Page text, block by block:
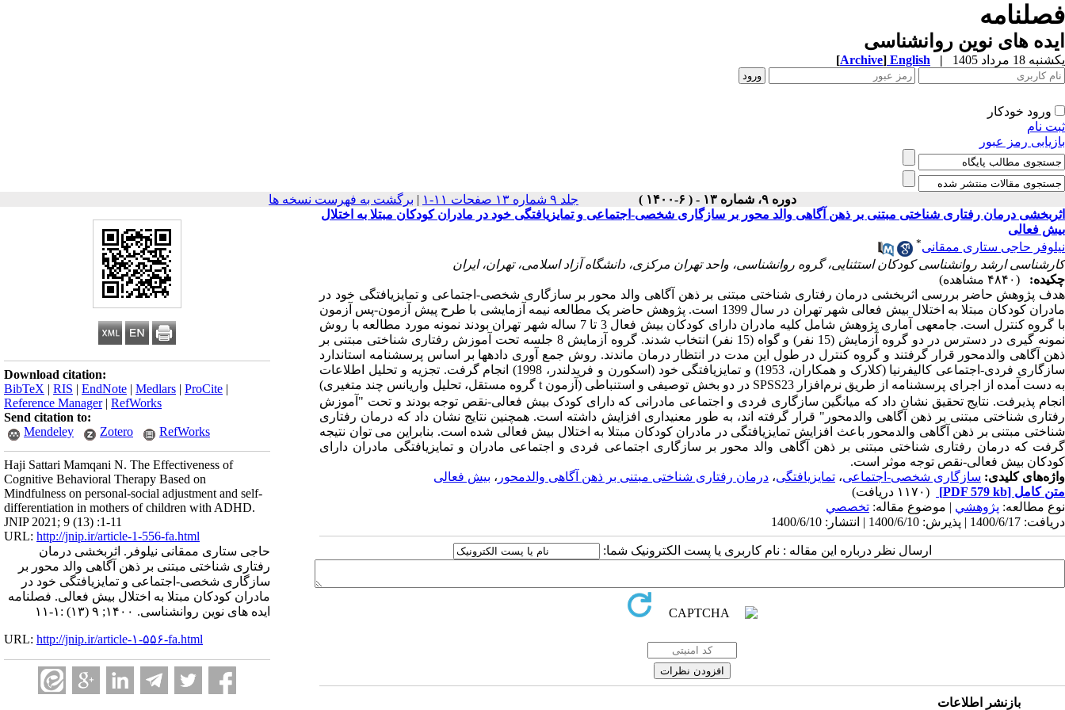
فصلنامه
ایده های نوین روانشناسی
یکشنبه 18 مرداد 1405 |
English
[Archive]
ورود خودکار
ثبت نام
بازیابی رمز عبور
دوره ۹، شماره ۱۳ - ( ۶-۱۴۰۰ ) جلد ۹ شماره ۱۳ صفحات ۱۱-۱ | برگشت به فهرست نسخه ها
Download citation:
BibTeX | RIS | EndNote | Medlars | ProCite |
Reference Manager| RefWorks
Send citation to:
Mendeley
Zotero RefWorks
Haji Sattari Mamqani N. The Effectiveness of
Cognitive Behavioral Therapy Based on
Mindfulness on personal-social adjustment and self-
differentiation in mothers of children with ADHD.
JNIP 2021; 9 (13) :1-11
URL: http://jnip.ir/article-1-556-fa.html
حاجی ستاری ممقانی نیلوفر. اثربخشی درمان
رفتاری شناختی مبتنی بر ذهن آگاهی والد محور بر
سازگاری شخصی-اجتماعی و تمایزیافتگی خود در
مادران کودکان مبتلا به اختلال بیش فعالی. فصلنامه
ایده های نوین روانشناسی. ۱۴۰۰; ۹ (۱۳) :۱-۱۱
URL: http://jnip.ir/article-۱-۵۵۶-fa.html
اثربخشی درمان رفتاری شناختی مبتنی بر ذهن آگاهی والد محور بر سازگاری شخصی-اجتماعی و تمایزیافتگی خود در مادران کودکان مبتلا به اختلال
بیش فعالی
نیلوفر حاجی ستاری ممقانی*
کارشناسی ارشد روانشناسی کودکان استثنایی، گروه روانشناسی، واحد تهران مرکزی، دانشگاه آزاد اسلامی، تهران، ایران
چکیده:
(۴۸۴۰ مشاهده)
هدف پژوهش حاضر بررسی اثربخشی درمان رفتاری شناختی مبتنی بر ذهن آگاهی والد محور بر سازگاری شخصی-اجتماعی و تمایزیافتگی خود در
مادران کودکان مبتلا به اختلال بیش فعالی
شهر تهران در سال 1399 است. پژوهش حاضر یک مطالعه نیمه آزمایشی با طرح پیش آزمون-پس آزمون
با گروه کنترل است. جامعه­ی آماری پژوهش شامل کلیه مادران دارای کودکان بیش فعال 3 تا 7 ساله شهر تهران بودند نمونه مورد مطالعه با روش
نمونه­ گیری در دسترس در دو گروه آزمایش (15 نفر) و گواه (15 نفر) انتخاب شدند. گروه آزمایش 8 جلسه تحت آموزش رفتاری شناختی مبتنی بر
ذهن آگاهی والدمحور قرار گرفتند و گروه کنترل در طول این مدت در انتظار درمان ماندند. روش جمع ­آوری داده­ها بر اساس پرسشنامه استاندارد
سازگاری فردی-اجتماعی کالیفرنیا (کلارک و همکاران، 1953) و تمایزیافتگی خود (اسکورن و فریدلندر، 1998) انجام گرفت.تجزیه و تحلیل اطلاعات
به­ دست آمده از اجرای پرسشنامه از طریق نرم افزارSPSS23 در دو بخش توصیفی و استنباطی (آزمونt گروه مستقل، تحلیل واریانس چند متغیری)
انجام پذیرفت. نتایج تحقیق نشان داد که میانگین سازگاری فردی و اجتماعی مادرانی که دارای کودک بیش فعالی-نقص توجه بودند و تحت "آموزش
رفتاری شناختی مبتنی بر ذهن آگاهی والدمحور" قرار گرفته اند، به طور معنی­داری افزایش داشته است. همچنین نتایج نشان داد که درمان رفتاری
شناختی مبتنی بر ذهن آگاهی والدمحور باعث افزایش تمایزیافتگی در مادران کودکان مبتلا به اختلال بیش فعالی شده است. بنابراین می توان نتیجه
گرفت که درمان رفتاری شناختی مبتنی بر ذهن آگاهی والد محور بر سازگاری اجتماعی فردی و اجتماعی مادران و تمایزیافتگی مادران دارای
کودکان بیش فعالی-نقص توجه موثر است.
واژه‌های کلیدی: سازگاری شخصی-اجتماعی، تمایزیافتگی، درمان رفتاری شناختی مبتنی بر ذهن آگاهی والدمحور ، بیش فعالی
متن کامل [PDF 579 kb]
(۱۱۷۰ دریافت)
نوع مطالعه: پژوهشي | موضوع مقاله: تخصصي
دریافت: 1400/6/17 | پذیرش: 1400/6/10 | انتشار: 1400/6/10
ارسال نظر درباره این مقاله : نام کاربری یا پست الکترونیک شما:
بازنشر اطلاعات